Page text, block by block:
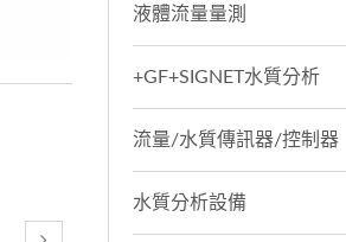
液體流量量測
+GF+SIGNET水質分析
流量/水質傳訊器/控制器
水質分析設備